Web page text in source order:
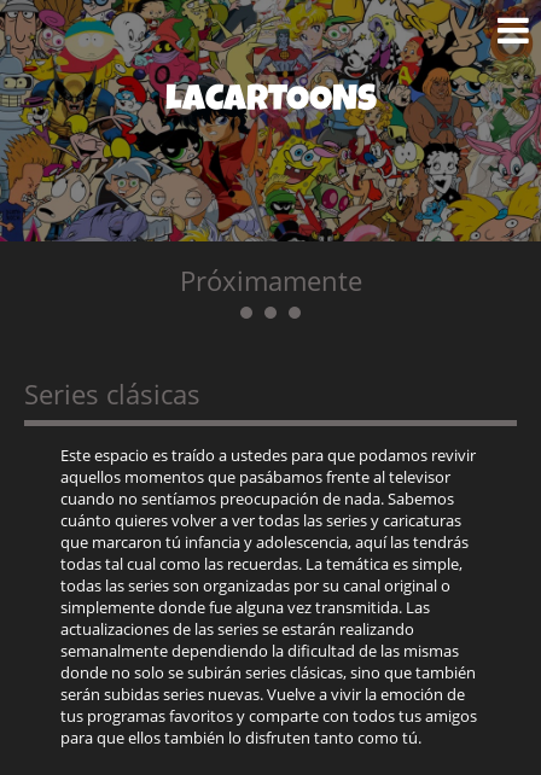
LACARTOONS
Próximamente
Series clásicas
Este espacio es traído a ustedes para que podamos revivir
aquellos momentos que pasábamos frente al televisor
cuando no sentíamos preocupación de nada. Sabemos
cuánto quieres volver a ver todas las series y caricaturas
que marcaron tú infancia y adolescencia, aquí las tendrás
todas tal cual como las recuerdas. La temática es simple,
todas las series son organizadas por su canal original o
simplemente donde fue alguna vez transmitida. Las
actualizaciones de las series se estarán realizando
semanalmente dependiendo la dificultad de las mismas
donde no solo se subirán series clásicas, sino que también
serán subidas series nuevas. Vuelve a vivir la emoción de
tus programas favoritos y comparte con todos tus amigos
para que ellos también lo disfruten tanto como tú.